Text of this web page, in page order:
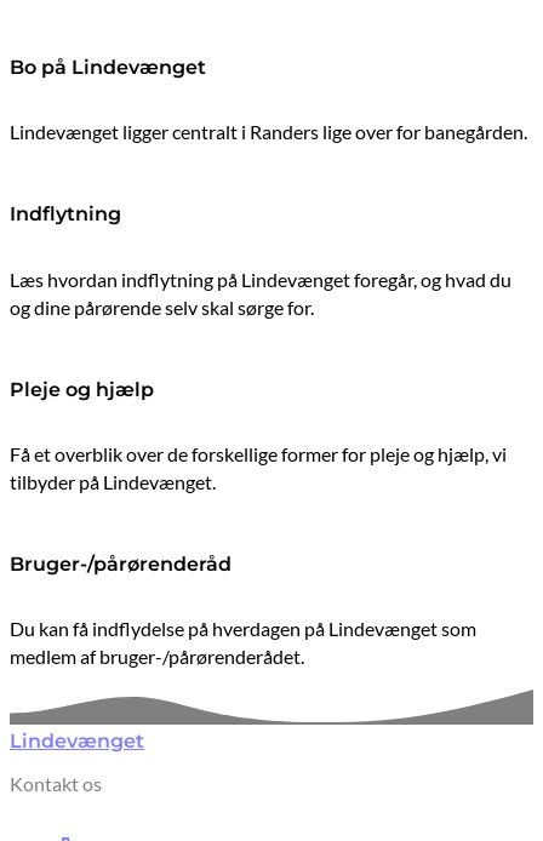
Bo på Lindevænget
Lindevænget ligger centralt i Randers lige over for banegården.
Indflytning
Læs hvordan indflytning på Lindevænget foregår, og hvad du
og dine pårørende selv skal sørge for.
Pleje og hjælp
Få et overblik over de forskellige former for pleje og hjælp, vi
tilbyder på Lindevænget.
Bruger-/pårørenderåd
Du kan få indflydelse på hverdagen på Lindevænget som
medlem af bruger-/pårørenderådet.
Lindevænget
Kontakt os